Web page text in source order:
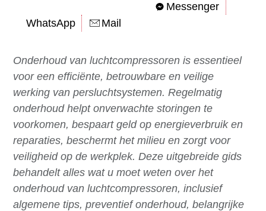
Messenger
WhatsApp
Mail
Onderhoud van luchtcompressoren is essentieel
voor een efficiënte, betrouwbare en veilige
werking van persluchtsystemen. Regelmatig
onderhoud helpt onverwachte storingen te
voorkomen, bespaart geld op energieverbruik en
reparaties, beschermt het milieu en zorgt voor
veiligheid op de werkplek. Deze uitgebreide gids
behandelt alles wat u moet weten over het
onderhoud van luchtcompressoren, inclusief
algemene tips, preventief onderhoud, belangrijke